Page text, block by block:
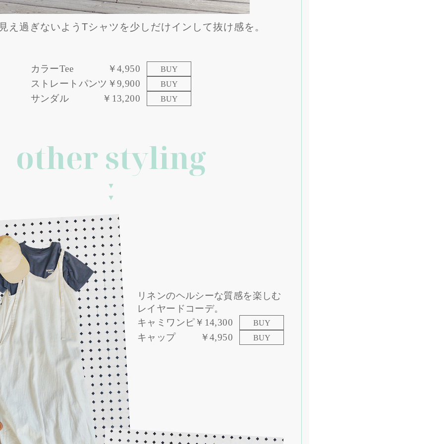
え過ぎないようTシャツを少しだけインして抜け感を。
カラーTee ￥4,950 BUY
ストレートパンツ ￥9,900 BUY
サンダル ￥13,200 BUY
other styling
リネンのヘルシーな質感を楽しむ
レイヤードコーデ。
キャミワンピ￥14,300 BUY
キャップ ￥4,950 BUY